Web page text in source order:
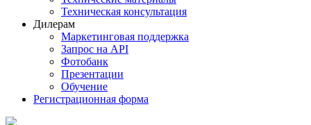
Техническая консультация
Дилерам
Маркетинговая поддержка
Запрос на API
Фотобанк
Презентации
Обучение
Регистрационная форма